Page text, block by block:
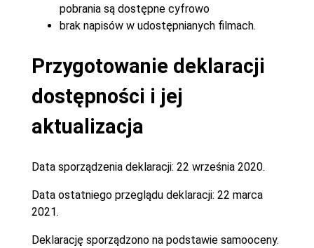
pobrania są dostępne cyfrowo
brak napisów w udostępnianych filmach.
Przygotowanie deklaracji
dostępności i jej
aktualizacja
Data sporządzenia deklaracji: 22 września 2020.
Data ostatniego przeglądu deklaracji: 22 marca
2021.
Deklarację sporządzono na podstawie samooceny.